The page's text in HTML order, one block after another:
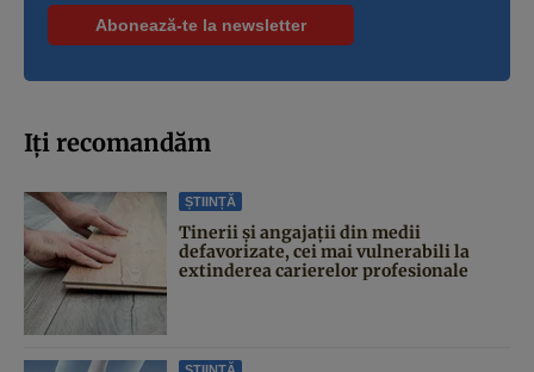
Iți recomandăm
ȘTIINȚĂ
Tinerii și angajații din medii
defavorizate, cei mai vulnerabili la
extinderea carierelor profesionale